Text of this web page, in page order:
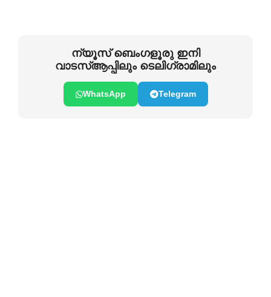
ന്യൂസ് ബെംഗളൂരു ഇനി
വാടസ്ആപ്പിലും ടെലിഗ്രാമിലും
WhatsApp Telegram